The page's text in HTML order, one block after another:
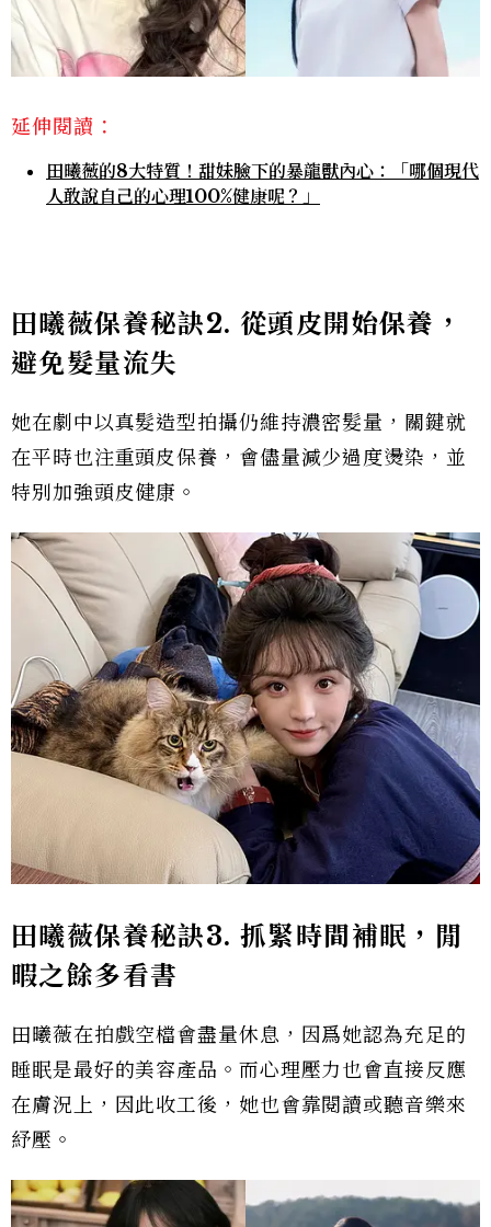
延伸閱讀：
田曦薇的8大特質！甜妹臉下的暴龍獸內心：「哪個現代
人敢說自己的心理100%健康呢？」
田曦薇保養秘訣2. 從頭皮開始保養，
避免髮量流失
她在劇中以真髮造型拍攝仍維持濃密髮量，關鍵就
在平時也注重頭皮保養，會儘量減少過度燙染，並
特別加強頭皮健康。
田曦薇保養秘訣3. 抓緊時間補眠，閒
暇之餘多看書
田曦薇在拍戲空檔會盡量休息，因爲她認為充足的
睡眠是最好的美容產品。而心理壓力也會直接反應
在膚況上，因此收工後，她也會靠閱讀或聽音樂來
紓壓。